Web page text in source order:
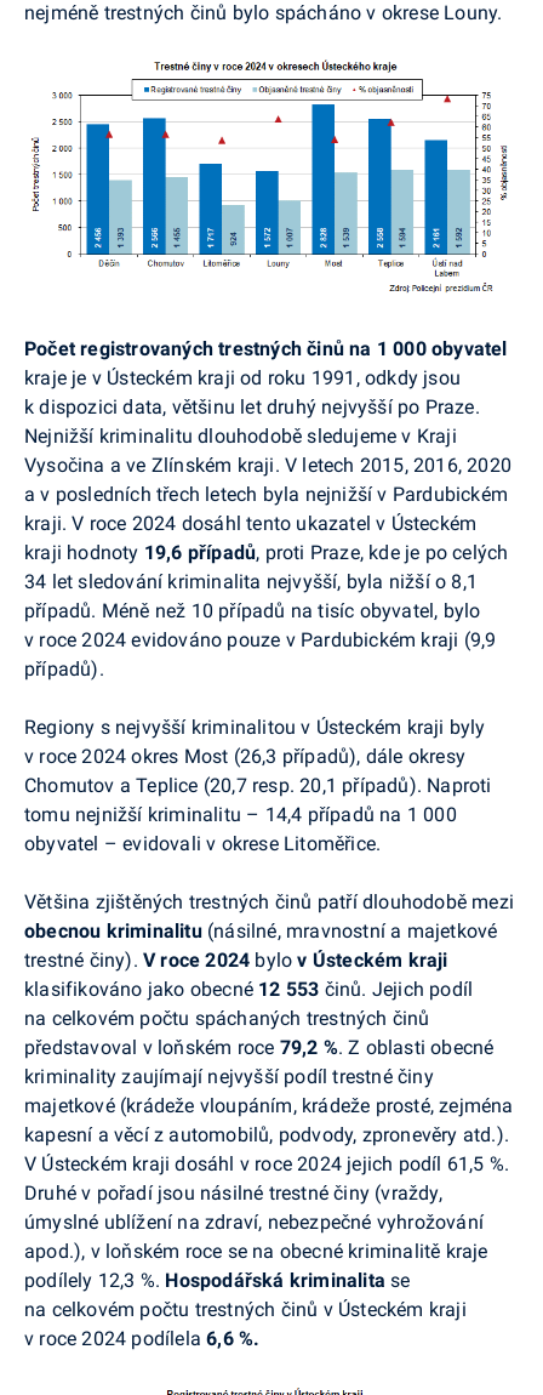
nejméně trestných činů bylo spácháno v okrese Louny.
Počet registrovaných trestných činů na 1 000 obyvatel
kraje je v Ústeckém kraji od roku 1991, odkdy jsou
k dispozici data, většinu let druhý nejvyšší po Praze.
Nejnižší kriminalitu dlouhodobě sledujeme v Kraji
Vysočina a ve Zlínském kraji. V letech 2015, 2016, 2020
a v posledních třech letech byla nejnižší v Pardubickém
kraji. V roce 2024 dosáhl tento ukazatel v Ústeckém
kraji hodnoty 19,6 případů, proti Praze, kde je po celých
34 let sledování kriminalita nejvyšší, byla nižší o 8,1
případů. Méně než 10 případů na tisíc obyvatel, bylo
v roce 2024 evidováno pouze v Pardubickém kraji (9,9
případů).
Regiony s nejvyšší kriminalitou v Ústeckém kraji byly
v roce 2024 okres Most (26,3 případů), dále okresy
Chomutov a Teplice (20,7 resp. 20,1 případů). Naproti
tomu nejnižší kriminalitu – 14,4 případů na 1 000
obyvatel – evidovali v okrese Litoměřice.
Většina zjištěných trestných činů patří dlouhodobě mezi
obecnou kriminalitu(násilné, mravnostní a majetkové
trestné činy). V roce 2024 bylov Ústeckém kraji
klasifikováno jako obecné 12 553 činů. Jejich podíl
na celkovém počtu spáchaných trestných činů
představoval v loňském roce 79,2 %. Z oblasti obecné
kriminality zaujímají nejvyšší podíl trestné činy
majetkové (krádeže vloupáním, krádeže prosté, zejména
kapesní a věcí z automobilů, podvody, zpronevěry atd.).
V Ústeckém kraji dosáhl v roce 2024 jejich podíl 61,5 %.
Druhé v pořadí jsou násilné trestné činy (vraždy,
úmyslné ublížení na zdraví, nebezpečné vyhrožování
apod.), v loňském roce se na obecné kriminalitě kraje
podílely 12,3 %. Hospodářská kriminalitase
na celkovém počtu trestných činů v Ústeckém kraji
v roce 2024 podílela 6,6 %.